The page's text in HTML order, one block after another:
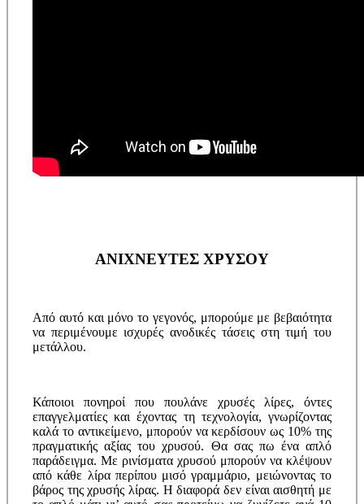
ΑΝΙΧΝΕΥΤΕΣ ΧΡΥΣΟΥ
Από αυτό και μόνο το γεγονός, μπορούμε με βεβαιότητα
να περιμένουμε ισχυρές ανοδικές τάσεις στη τιμή του
μετάλλου.
Κάποιοι πονηροί που πουλάνε χρυσές λίρες, όντες
επαγγελματίες και έχοντας τη τεχνολογία, γνωρίζοντας
καλά το αντικείμενο, μπορούν να κερδίσουν ως 10% της
πραγματικής αξίας του χρυσού. Θα σας πω ένα απλό
παράδειγμα. Με ρινίσματα χρυσού μπορούν να κλέψουν
από κάθε λίρα περίπου μισό γραμμάριο, μειώνοντας το
βάρος της χρυσής λίρας. Η διαφορά δεν είναι αισθητή με